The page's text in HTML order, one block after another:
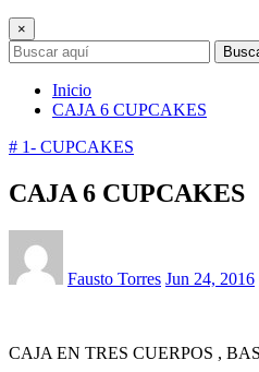
×
Inicio
CAJA 6 CUPCAKES
# 1- CUPCAKES
CAJA 6 CUPCAKES
Fausto Torres Jun 24, 2016
CAJA EN TRES CUERPOS ,